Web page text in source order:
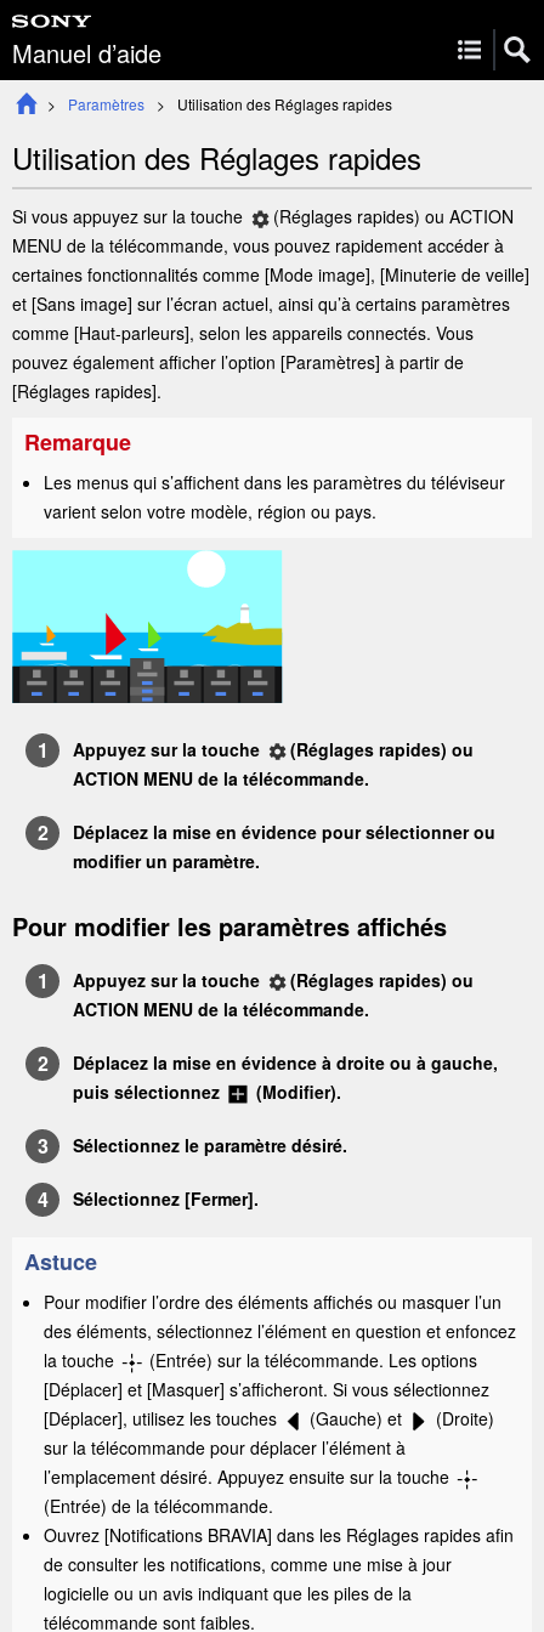
Manuel d’aide
Paramètres Utilisation des Réglages rapides
Utilisation des Réglages rapides
Si vous appuyez sur la touche (Réglages rapides) ou ACTION
MENU de la télécommande, vous pouvez rapidement accéder à
certaines fonctionnalités comme [Mode image], [Minuterie de veille]
et [Sans image] sur l’écran actuel, ainsi qu’à certains paramètres
comme [Haut-parleurs], selon les appareils connectés. Vous
pouvez également afficher l’option [Paramètres] à partir de
[Réglages rapides].
Remarque
Les menus qui s’affichent dans les paramètres du téléviseur
varient selon votre modèle, région ou pays.
Appuyez sur la touche (Réglages rapides) ou
ACTION MENU de la télécommande.
Déplacez la mise en évidence pour sélectionner ou
modifier un paramètre.
Pour modifier les paramètres affichés
Appuyez sur la touche (Réglages rapides) ou
ACTION MENU de la télécommande.
Déplacez la mise en évidence à droite ou à gauche,
puis sélectionnez
(Modifier).
Sélectionnez le paramètre désiré.
Sélectionnez [Fermer].
Astuce
Pour modifier l’ordre des éléments affichés ou masquer l’un
des éléments, sélectionnez l’élément en question et enfoncez
la touche
(Entrée) sur la télécommande. Les options
[Déplacer] et [Masquer] s’afficheront. Si vous sélectionnez
[Déplacer], utilisez les touches (Gauche) et
(Droite)
sur la télécommande pour déplacer l’élément à
l’emplacement désiré. Appuyez ensuite sur la touche
(Entrée) de la télécommande.
Ouvrez [Notifications BRAVIA] dans les Réglages rapides afin
de consulter les notifications, comme une mise à jour
logicielle ou un avis indiquant que les piles de la
télécommande sont faibles.